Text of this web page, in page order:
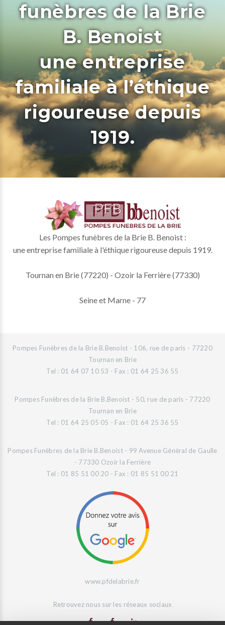
funèbres de la Brie
B. Benoist
une entreprise
familiale à l’éthique
rigoureuse depuis
1919.
Les Pompes funèbres de la Brie B. Benoist :
une entreprise familiale à l'éthique rigoureuse depuis 1919.
Tournan en Brie (77220) - Ozoir la Ferrière (77330)
Seine et Marne - 77
Pompes Funèbres de la Brie B.Benoist - 106, rue de paris - 77220
Tournan en Brie
Tel : 01 64 07 10 53 - Fax : 01 64 25 36 55
Pompes Funèbres de la Brie B.Benoist - 50, rue de paris - 77220
Tournan en Brie
Tel : 01 64 25 05 05 - Fax : 01 64 25 36 55
Pompes Funèbres de la Brie B.Benoist - 99 Avenue Général de Gaulle
- 77330 Ozoir la Ferrière
Tel : 01 85 51 00 20 - Fax : 01 85 51 00 21
www.pfdelabrie.fr
Retrouvez nous sur les réseaux sociaux